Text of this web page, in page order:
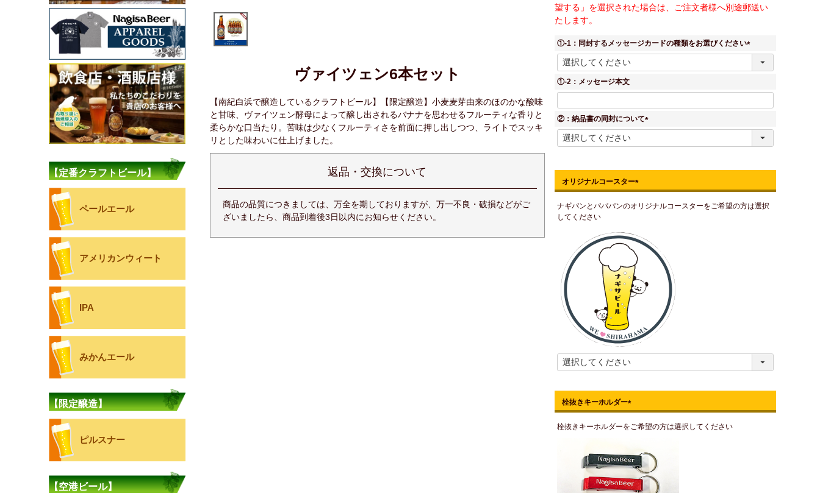
【定番クラフトビール】
ペールエール
アメリカンウィート
IPA
みかんエール
【限定醸造】
ピルスナー
【空港ビール】
ヴァイツェン6本セット
【南紀白浜で醸造しているクラフトビール】【限定醸造】小麦麦芽由来のほのかな酸味
と甘味、ヴァイツェン酵母によって醸し出されるバナナを思わせるフルーティな香りと
柔らかな口当たり。苦味は少なくフルーティさを前面に押し出しつつ、ライトでスッキ
リとした味わいに仕上げました。
返品・交換について
商品の品質につきましては、万全を期しておりますが、万一不良・破損などがご
ざいましたら、商品到着後3日以内にお知らせください。
望する」を選択された場合は、ご注文者様へ別途郵送い
たします。
①-1：同封するメッセージカードの種類をお選びください
(
①-2：メッセージ本文
②：納品書の同封について
(
オリジナルコースター
(
必
ナギパンとパパパンのオリジナルコースターをご希望の方は選択
してください
栓抜きキーホルダー
(
必
栓抜きキーホルダーをご希望の方は選択してください